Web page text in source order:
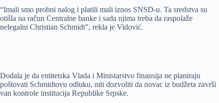
“Imali smo probni nalog i platili mali iznos SNSD-u. Ta sredstva su
otišla na račun Centralne banke i sada njima treba da raspolaže
nelegalni Christian Schmidt”, rekla je Vidović.
Dodala je da entitetska Vlada i Ministarstvo finansija ne planiraju
poštovati Schmidtovu odluku, niti dozvoliti da novac iz budžeta završi
van kontrole institucija Republike Srpske.